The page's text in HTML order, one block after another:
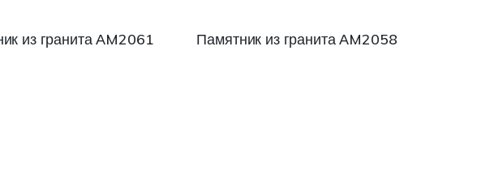
из гранита АM2061 Памятник из гранита АM2058